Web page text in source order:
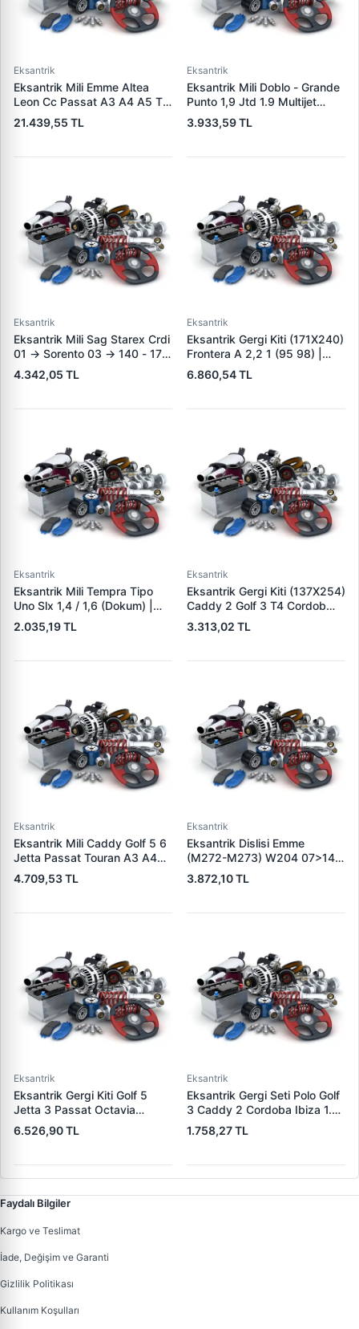
Eksantrik
Eksantrik Mili Emme Altea
Leon Cc Passat A3 A4 A5 Tt
Octavia Superb Yeti 1.8TFSI
Cdaa Cdab Bzb | ESTAS
06H109021J 06H109021K
21.439,55 TL
Eksantrik
Eksantrik Mili Doblo - Grande
Punto 1,9 Jtd 1.9 Multijet
(Dokum) | KAMEKS 10408 |
OEM 46772393
3.933,59 TL
Eksantrik
Eksantrik Mili Sag Starex Crdi
01 -> Sorento 03 -> 140 - 170
Hp | HMC 242004A200 |
OEM 242004A000
4.342,05 TL
Eksantrik
Eksantrik Gergi Kiti (171X240)
Frontera A 2,2 1 (95 98) |
GATES K015461XS | OEM
93174264
6.860,54 TL
Eksantrik
Eksantrik Mili Tempra Tipo
Uno Slx 1,4 / 1,6 (Dokum) |
KAMEKS 10409 | OEM
7552612
2.035,19 TL
Eksantrik
Eksantrik Gergi Kiti (137X254)
Caddy 2 Golf 3 T4 Cordob
Ibiza 2 3 Toledo 1 1.9D 1Y
Aey Alh Ale | LITENS
028198119A
3.313,02 TL
Eksantrik
Eksantrik Mili Caddy Golf 5 6
Jetta Passat Touran A3 A4
Leon Toledo Octavia 1,6 Bse
Bsf Ccsa Cmxa | ESTAS
06B109101G 06B109101Q
4.709,53 TL
Eksantrik
Eksantrik Dislisi Emme
(M272-M273) W204 07>14
W203 99>07 E Serisi W211
01>09 W212 09>15 |
A2720505347
3.872,10 TL
Eksantrik
Eksantrik Gergi Kiti Golf 5
Jetta 3 Passat Octavia
Toledo 3 Leon A3 2,0TDI 16V
(Bkp Bmr Bre Bkd) | SKF
03G198119A
6.526,90 TL
Eksantrik
Eksantrik Gergi Seti Polo Golf
3 Caddy 2 Cordoba Ibiza 1.4
Aex Akv Anx Apq Adx | SNR
KD45714 | OEM 030198119A
1.758,27 TL
Faydalı Bilgiler
Kargo ve Teslimat
İade, Değişim ve Garanti
Gizlilik Politikası
Kullanım Koşulları